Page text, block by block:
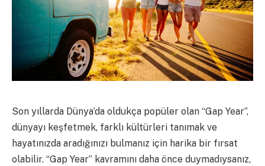
Son yıllarda Dünya’da oldukça popüler olan “Gap Year”,
dünyayı keşfetmek, farklı kültürleri tanımak ve
hayatınızda aradığınızı bulmanız için harika bir fırsat
olabilir. “Gap Year” kavramını daha önce duymadıysanız,